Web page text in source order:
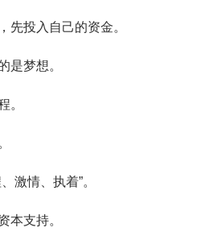
先投入自己的资金。
是梦想。
。
激情、执着”。
本支持。